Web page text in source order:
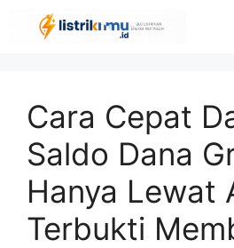
Langsung
Cara Cepat
Saldo Dana
Hanya Lewat
Terbukti